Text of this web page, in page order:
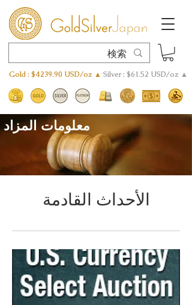
Gold : $4239.90 USD/oz ▲ Silver : $61.52 USD/oz ▲
معلومات المزاد
الأحداث القادمة